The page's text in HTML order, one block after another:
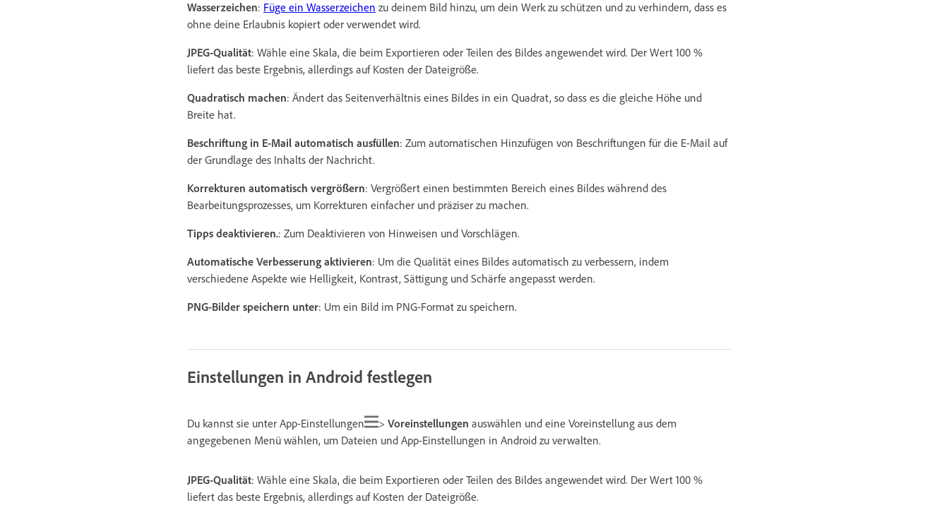
Wasserzeichen: Füge ein Wasserzeichen zu deinem Bild hinzu, um dein Werk zu schützen und zu verhindern, dass es
ohne deine Erlaubnis kopiert oder verwendet wird.
JPEG-Qualität: Wähle eine Skala, die beim Exportieren oder Teilen des Bildes angewendet wird. Der Wert 100 %
liefert das beste Ergebnis, allerdings auf Kosten der Dateigröße.
Quadratisch machen: Ändert das Seitenverhältnis eines Bildes in ein Quadrat, so dass es die gleiche Höhe und
Breite hat.
Beschriftung in E-Mail automatisch ausfüllen: Zum automatischen Hinzufügen von Beschriftungen für die E-Mail auf
der Grundlage des Inhalts der Nachricht.
Korrekturen automatisch vergrößern: Vergrößert einen bestimmten Bereich eines Bildes während des
Bearbeitungsprozesses, um Korrekturen einfacher und präziser zu machen.
Tipps deaktivieren.: Zum Deaktivieren von Hinweisen und Vorschlägen.
Automatische Verbesserung aktivieren: Um die Qualität eines Bildes automatisch zu verbessern, indem
verschiedene Aspekte wie Helligkeit, Kontrast, Sättigung und Schärfe angepasst werden.
PNG-Bilder speichern unter: Um ein Bild im PNG-Format zu speichern.
Einstellungen in Android festlegen
Du kannst sie unter App-Einstellungen > Voreinstellungen auswählen und eine Voreinstellung aus dem
angegebenen Menü wählen, um Dateien und App-Einstellungen in Android zu verwalten.
JPEG-Qualität: Wähle eine Skala, die beim Exportieren oder Teilen des Bildes angewendet wird. Der Wert 100 %
liefert das beste Ergebnis, allerdings auf Kosten der Dateigröße.